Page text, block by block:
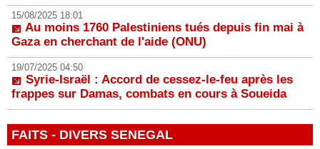
15/08/2025 18:01
Au moins 1760 Palestiniens tués depuis fin mai à
Gaza en cherchant de l'aide (ONU)
19/07/2025 04:50
Syrie-Israël : Accord de cessez-le-feu après les
frappes sur Damas, combats en cours à Soueida
FAITS - DIVERS SENEGAL